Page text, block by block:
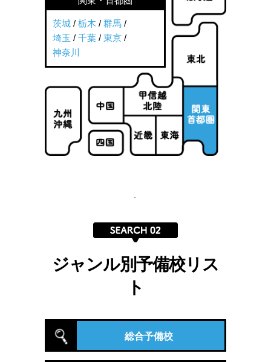
茨城 / 栃木 / 群馬 /
埼玉 / 千葉 / 東京 /
神奈川
ジャンル別予備校リス
ト
総合予備校